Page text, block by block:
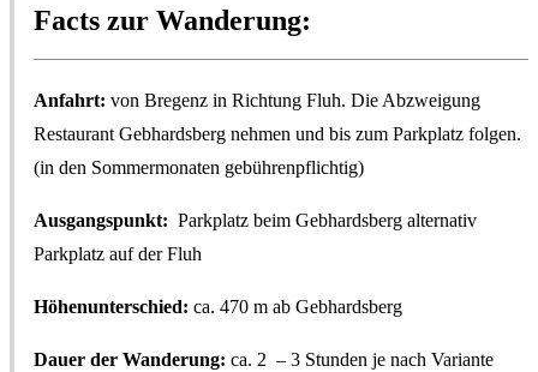
Facts zur Wanderung:
Anfahrt: von Bregenz in Richtung Fluh. Die Abzweigung
Restaurant Gebhardsberg nehmen und bis zum Parkplatz folgen.
(in den Sommermonaten gebührenpflichtig)
Ausgangspunkt: Parkplatz beim Gebhardsberg alternativ
Parkplatz auf der Fluh
Höhenunterschied: ca. 470 m ab Gebhardsberg
Dauer der Wanderung: ca. 2 – 3 Stunden je nach Variante